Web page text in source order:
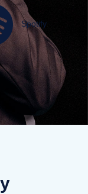
Spotify